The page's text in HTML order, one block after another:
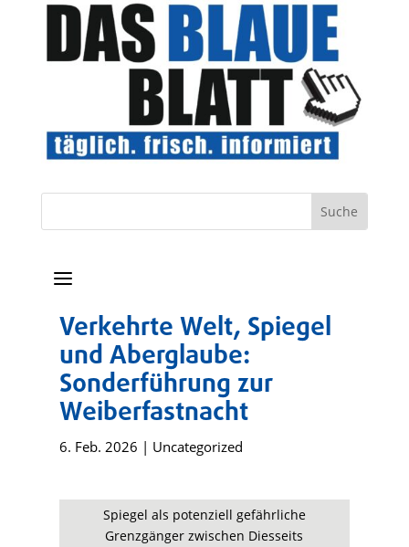
a
Verkehrte Welt, Spiegel
und Aberglaube:
Sonderführung zur
Weiberfastnacht
6. Feb. 2026 | Uncategorized
Spiegel als potenziell gefährliche
Grenzgänger zwischen Diesseits